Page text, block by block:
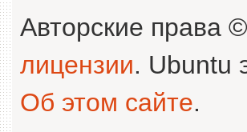
Авторские права
лицензии. Ubuntu
Об этом сайте.